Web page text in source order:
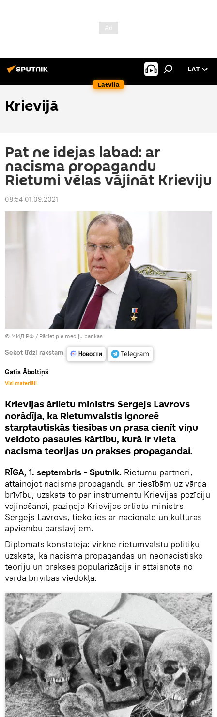
Latvija
LAT
Krievijā
Pat ne idejas labad: ar
nacisma propagandu
Rietumi vēlas vājināt Krieviju
08:54 01.09.2021
© МИД РФ / Pāriet pie mediju bankas
Sekot līdzi rakstam
Gatis Āboltiņš
Visi materiāli
Krievijas ārlietu ministrs Sergejs Lavrovs
norādīja, ka Rietumvalstis ignoreē
starptautiskās tiesības un prasa cienīt viņu
veidoto pasaules kārtību, kurā ir vieta
nacisma teorijas un prakses propagandai.
RĪGA, 1. septembris - Sputnik. Rietumu partneri,
attainojot nacisma propagandu ar tiesībām uz vārda
brīvību, uzskata to par instrumentu Krievijas pozīciju
vājināšanai, paziņoja Krievijas ārlietu ministrs
Sergejs Lavrovs, tiekoties ar nacionālo un kultūras
apvienību pārstāvjiem.
Diplomāts konstatēja: virkne rietumvalstu politiķu
uzskata, ka nacisma propagandas un neonacistisko
teoriju un prakses popularizācija ir attaisnota no
vārda brīvības viedokļa.